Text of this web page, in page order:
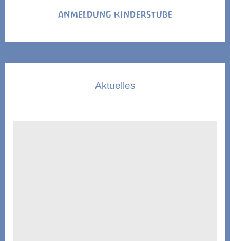
ANMELDUNG KINDERSTUBE
Aktuelles